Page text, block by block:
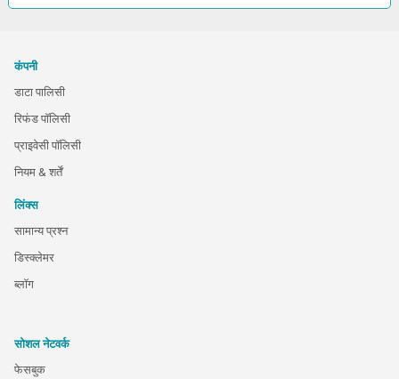
कंपनी
डाटा पालिसी
रिफंड पॉलिसी
प्राइवेसी पॉलिसी
नियम & शर्तें
लिंक्स
सामान्य प्रश्न
डिस्क्लेमर
ब्लॉग
सोशल नेटवर्क
फेसबुक